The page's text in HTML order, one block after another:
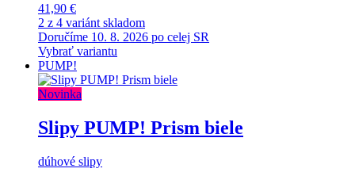
41,90 €
2 z 4 variánt skladom
Doručíme 10. 8. 2026 po celej SR
Vybrať variantu
PUMP!
Novinka
Slipy PUMP! Prism biele
dúhové slipy